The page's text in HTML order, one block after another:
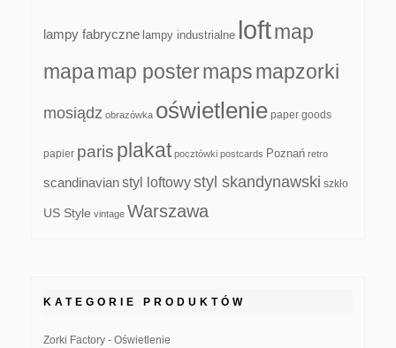
lampy fabryczne lampy industrialne loftmap
mapamap postermapsmapzorki
mosiądz obrazówka oświetlenie paper goods
papier paris plakat pocztówki postcards Poznań retro
scandinavianstyl loftowystyl skandynawski szkło
US Style vintage Warszawa
KATEGORIE PRODUKTÓW
Zorki Factory - Oświetlenie